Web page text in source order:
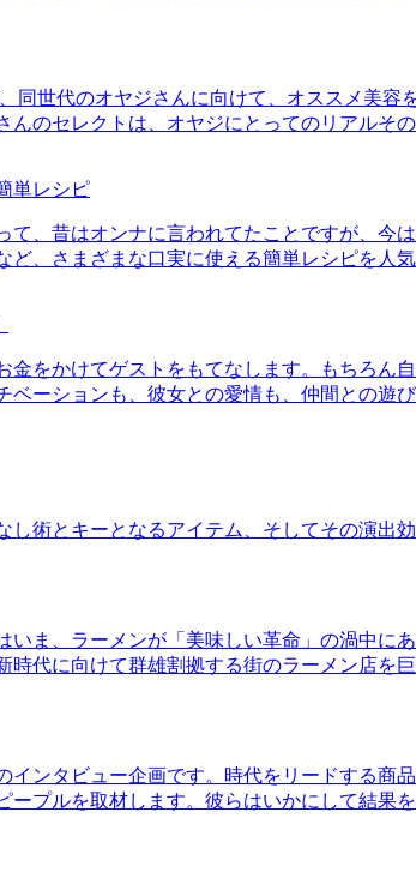
同世代のオヤジさんに向けて、オススメ美
のセレクトは、オヤジにとってのリアルその
単レシピ
て、昔はオンナに言われてたことですが、
、さまざまな口実に使える簡単レシピを人
金をかけてゲストをもてなします。もちろん
ーションも、彼女との愛情も、仲間との遊
術とキーとなるアイテム、そしてその演出効
いま、ラーメンが「美味しい革命」の渦中
代に向けて群雄割拠する街のラーメン店を
インタビュー企画です。時代をリードする
ープルを取材します。彼らはいかにして結